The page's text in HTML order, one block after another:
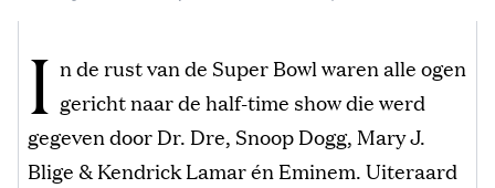
I n de rust van de Super Bowl waren alle ogen
gericht naar de half-time show die werd
gegeven door Dr. Dre, Snoop Dogg, Mary J.
Blige & Kendrick Lamar én Eminem. Uiteraard